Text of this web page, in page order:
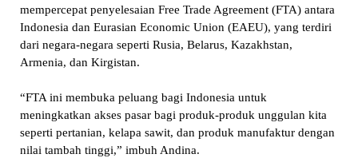
mempercepat penyelesaian Free Trade Agreement (FTA) antara
Indonesia dan Eurasian Economic Union (EAEU), yang terdiri
dari negara-negara seperti Rusia, Belarus, Kazakhstan,
Armenia, dan Kirgistan.
“FTA ini membuka peluang bagi Indonesia untuk
meningkatkan akses pasar bagi produk-produk unggulan kita
seperti pertanian, kelapa sawit, dan produk manufaktur dengan
nilai tambah tinggi,” imbuh Andina.